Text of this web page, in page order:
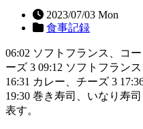
2023/07/03 Mon
食事記録
06:02 ソフトフランス、コ
ーズ 3 09:12 ソフトフラン
16:31 カレー、チーズ 3
19:30 巻き寿司、いなり寿
表す。